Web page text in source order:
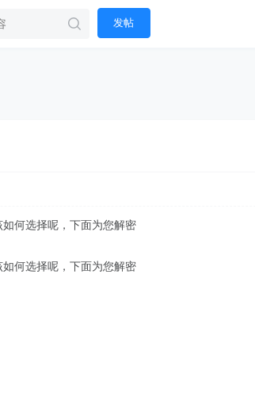
发帖
何选择呢，下面为您解密
何选择呢，下面为您解密